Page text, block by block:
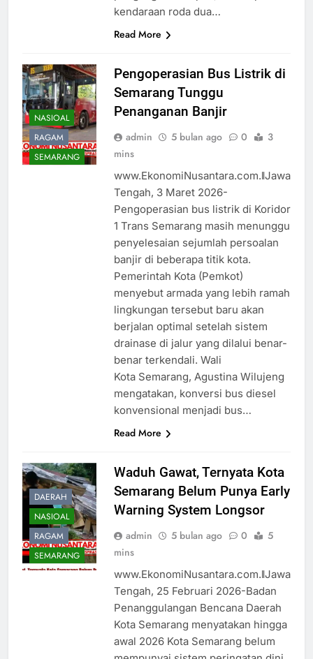
kendaraan roda dua…
Read More
NASIOAL
RAGAM
SEMARANG
Pengoperasian Bus Listrik di
Semarang Tunggu
Penanganan Banjir
admin 5 bulan ago 0
3
mins
www.EkonomiNusantara.com.ǁJawa
Tengah, 3 Maret 2026-
Pengoperasian bus listrik di Koridor
1 Trans Semarang masih menunggu
penyelesaian sejumlah persoalan
banjir di beberapa titik kota.
Pemerintah Kota (Pemkot)
menyebut armada yang lebih ramah
lingkungan tersebut baru akan
berjalan optimal setelah sistem
drainase di jalur yang dilalui benar-
benar terkendali. Wali
Kota Semarang, Agustina Wilujeng
mengatakan, konversi bus diesel
konvensional menjadi bus…
Read More
DAERAH
NASIOAL
RAGAM
SEMARANG
Waduh Gawat, Ternyata Kota
Semarang Belum Punya Early
Warning System Longsor
admin 5 bulan ago 0
5
mins
www.EkonomiNusantara.com.ǁJawa
Tengah, 25 Februari 2026-Badan
Penanggulangan Bencana Daerah
Kota Semarang menyatakan hingga
awal 2026 Kota Semarang belum